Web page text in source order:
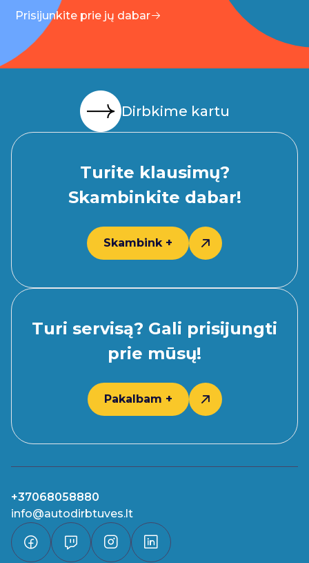
Prisijunkite prie jų dabar
Dirbkime kartu
Turite klausimų?
Skambinkite dabar!
Skambink +
Turi servisą? Gali prisijungti
prie mūsų!
Pakalbam +
+37068058880
info@autodirbtuves.lt